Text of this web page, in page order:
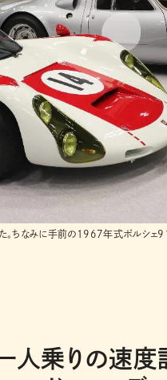
た。ちなみに手前の1967年式ポル
人乗りの速度